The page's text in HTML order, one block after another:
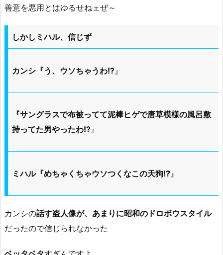
善意を悪用とはゆるせねェぜ～
しかしミハル、信じず
カンシ『う、ウソちゃうわ!? 』
『サングラスで布被ってて泥棒ヒゲで唐草模様の風呂敷
持ってた男やったわ!?』
ミハル『めちゃくちゃウソつくなこの天狗!? 』
カンシの話す盗人像が、あまりに昭和のドロボウスタイル
だったので信じられなかった